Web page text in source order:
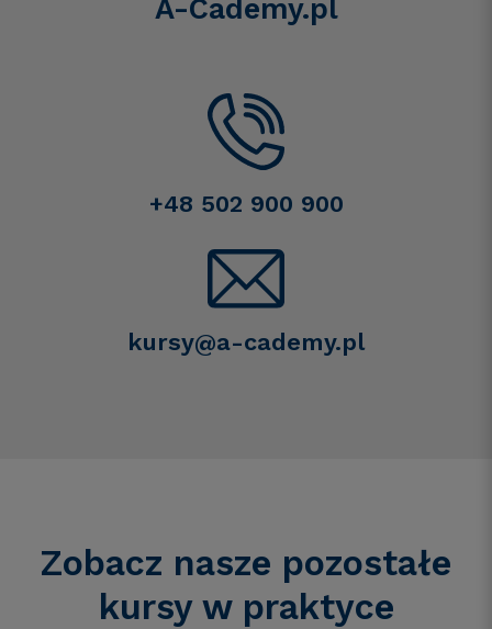
A-Cademy.pl
+48 502 900 900
kursy@a-cademy.pl
Zobacz nasze pozostałe
kursyw praktyce